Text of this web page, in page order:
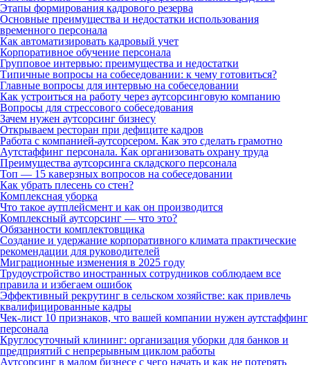
Этапы формирования кадрового резерва
Основные преимущества и недостатки использования
временного персонала
Как автоматизировать кадровый учет
Корпоративное обучение персонала
Групповое интервью: преимущества и недостатки
Типичные вопросы на собеседовании: к чему готовиться?
Главные вопросы для интервью на собеседовании
Как устроиться на работу через аутсорсинговую компанию
Вопросы для стрессового собеседования
Зачем нужен аутсорсинг бизнесу
Открываем ресторан при дефиците кадров
Работа с компанией-аутсорсером. Как это сделать грамотно
Аутстаффинг персонала. Как организовать охрану труда
Преимущества аутсорсинга складского персонала
Топ — 15 каверзных вопросов на собеседовании
Как убрать плесень со стен?
Комплексная уборка
Что такое аутплейсмент и как он производится
Комплексный аутсорсинг — что это?
Обязанности комплектовщика
Создание и удержание корпоративного климата практические
рекомендации для руководителей
Миграционные изменения в 2025 году
Трудоустройство иностранных сотрудников соблюдаем все
правила и избегаем ошибок
Эффективный рекрутинг в сельском хозяйстве: как привлечь
квалифицированные кадры
Чек-лист 10 признаков, что вашей компании нужен аутстаффинг
персонала
Круглосуточный клининг: организация уборки для банков и
предприятий с непрерывным циклом работы
Аутсорсинг в малом бизнесе с чего начать и как не потерять